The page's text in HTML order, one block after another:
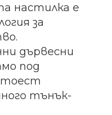
настилка е
за
дървесни
под
тоест
тънък-